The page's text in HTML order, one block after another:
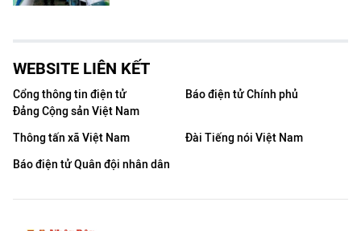
WEBSITE LIÊN KẾT
Cổng thông tin điện tử
Đảng Cộng sản Việt Nam
Báo điện tử Chính phủ
Thông tấn xã Việt Nam
Đài Tiếng nói Việt Nam
Báo điện tử Quân đội nhân dân